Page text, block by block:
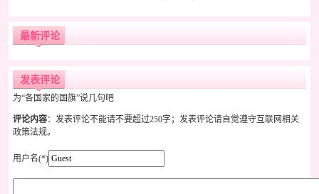
最新评论
发表评论
为“各国家的国旗”说几句吧
评论内容：发表评论不能请不要超过250字；发表评论请自觉遵守互联网相关
政策法规。
用户名(*)